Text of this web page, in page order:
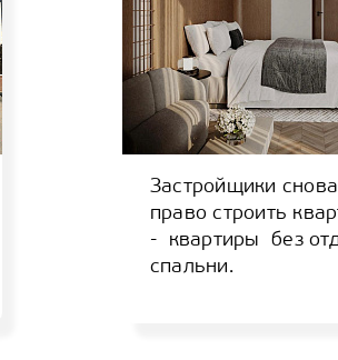
Застройщики
право строить
- квартиры без
спальни.